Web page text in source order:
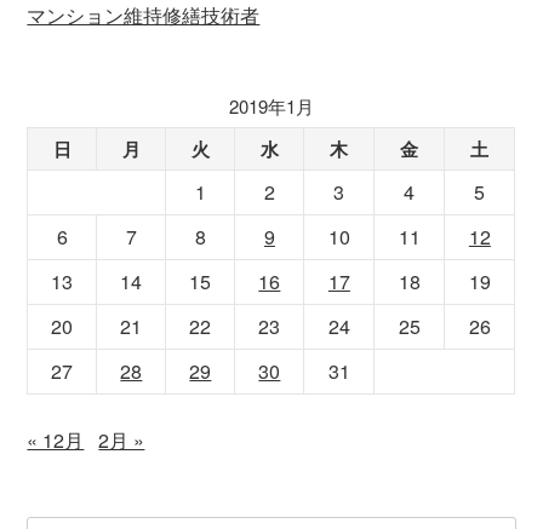
マンション維持修繕技術者
2019年1月
日 月 火 水 木 金 土
1 2 3 4
5
6
7 8 9 10 11
12
13
14 15 16 17 18
19
20
21 22 23 24 25
26
27
28 29 30 31
« 12月 2月 »